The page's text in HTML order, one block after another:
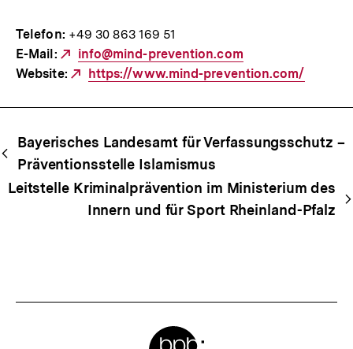
Telefon: +49 30 863 169 51
E-Mail:
Externer
Link:
info@mind-prevention.com
Website:
Externer
https://www.mind-prevention.com/
Begriffsnavigation
Content-
Navigation
Bayerisches Landesamt für Verfassungsschutz –
Präventionsstelle Islamismus
Leitstelle Kriminalprävention im Ministerium des
Innern und für Sport Rheinland-Pfalz